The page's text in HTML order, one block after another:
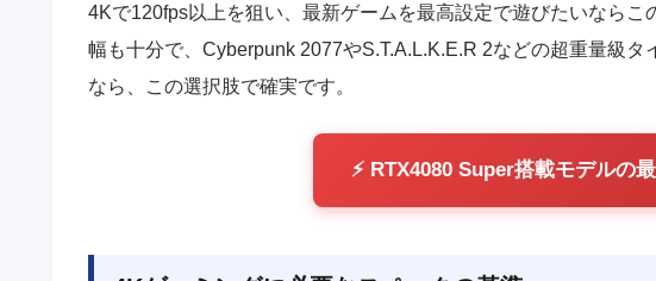
4Kで120fps以上を狙い、最新ゲームを最高設定で遊びたいならこ
幅も十分で、Cyberpunk 2077やS.T.A.L.K.E.R 2などの超重量級
なら、この選択肢で確実です。
⚡ RTX4080 Super搭載モデルの